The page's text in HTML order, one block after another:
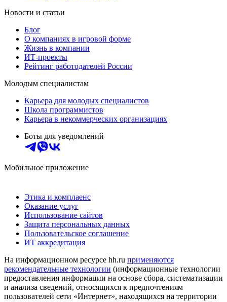
Новости и статьи
Блог
О компаниях в игровой форме
Жизнь в компании
ИТ-проекты
Рейтинг работодателей России
Молодым специалистам
Карьера для молодых специалистов
Школа программистов
Карьера в некоммерческих организациях
Боты для уведомлений
Мобильное приложение
Этика и комплаенс
Оказание услуг
Использование сайтов
Защита персональных данных
Пользовательское соглашение
ИТ аккредитация
На информационном ресурсе hh.ru применяются
рекомендательные технологии (информационные технологии
предоставления информации на основе сбора, систематизации
и анализа сведений, относящихся к предпочтениям
пользователей сети «Интернет», находящихся на территории